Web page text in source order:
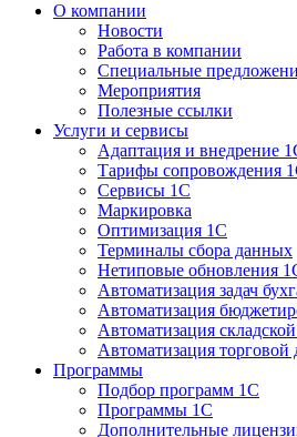
О компании
Новости
Работа в компании
Специальные
Мероприятия
Полезные ссылки
Услуги и сервисы
Адаптация и внедрение
Тарифы сопровождения
Сервисы 1С
Маркировка
Оптимизация 1С
Терминалы сбора данных
Нетиповые обновления
Автоматизация задач
Автоматизация
Автоматизация
Автоматизация торговой
Программы
Подбор программ 1С
Программы 1С
Дополнительные